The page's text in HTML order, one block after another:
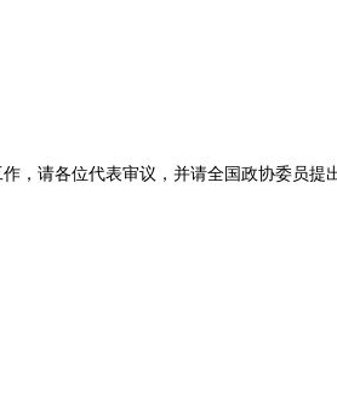
请各位代表审议，并请全国政协委员提